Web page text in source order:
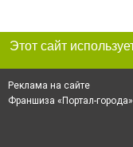
Реклама на сайте
Франшиза «Портал-города»